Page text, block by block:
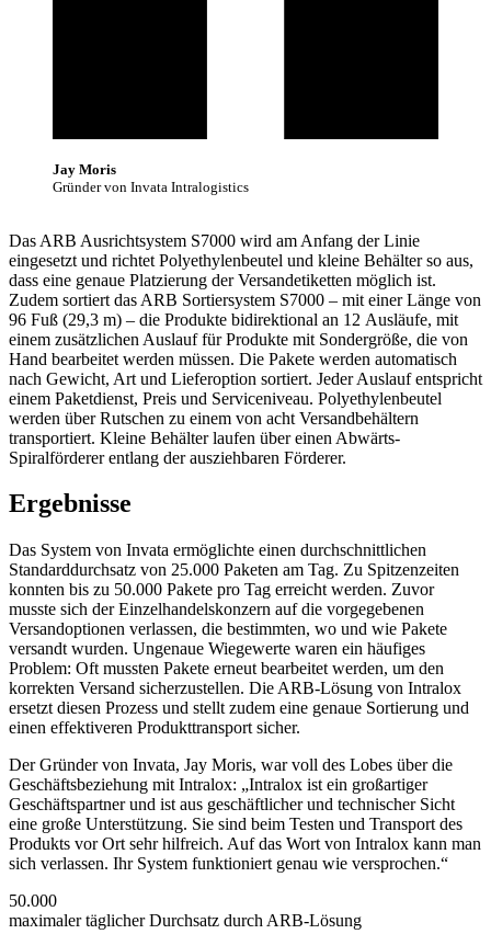
Jay Moris
Gründer von Invata Intralogistics
Das ARB Ausrichtsystem S7000 wird am Anfang der Linie
eingesetzt und richtet Polyethylenbeutel und kleine Behälter so aus,
dass eine genaue Platzierung der Versandetiketten möglich ist.
Zudem sortiert das ARB Sortiersystem S7000 – mit einer Länge von
96 Fuß (29,3 m) – die Produkte bidirektional an 12 Ausläufe, mit
einem zusätzlichen Auslauf für Produkte mit Sondergröße, die von
Hand bearbeitet werden müssen. Die Pakete werden automatisch
nach Gewicht, Art und Lieferoption sortiert. Jeder Auslauf entspricht
einem Paketdienst, Preis und Serviceniveau. Polyethylenbeutel
werden über Rutschen zu einem von acht Versandbehältern
transportiert. Kleine Behälter laufen über einen Abwärts-
Spiralförderer entlang der ausziehbaren Förderer.
Ergebnisse
Das System von Invata ermöglichte einen durchschnittlichen
Standarddurchsatz von 25.000 Paketen am Tag. Zu Spitzenzeiten
konnten bis zu 50.000 Pakete pro Tag erreicht werden. Zuvor
musste sich der Einzelhandelskonzern auf die vorgegebenen
Versandoptionen verlassen, die bestimmten, wo und wie Pakete
versandt wurden. Ungenaue Wiegewerte waren ein häufiges
Problem: Oft mussten Pakete erneut bearbeitet werden, um den
korrekten Versand sicherzustellen. Die ARB-Lösung von Intralox
ersetzt diesen Prozess und stellt zudem eine genaue Sortierung und
einen effektiveren Produkttransport sicher.
Der Gründer von Invata, Jay Moris, war voll des Lobes über die
Geschäftsbeziehung mit Intralox: „Intralox ist ein großartiger
Geschäftspartner und ist aus geschäftlicher und technischer Sicht
eine große Unterstützung. Sie sind beim Testen und Transport des
Produkts vor Ort sehr hilfreich. Auf das Wort von Intralox kann man
sich verlassen. Ihr System funktioniert genau wie versprochen.“
50.000
maximaler täglicher Durchsatz durch ARB-Lösung